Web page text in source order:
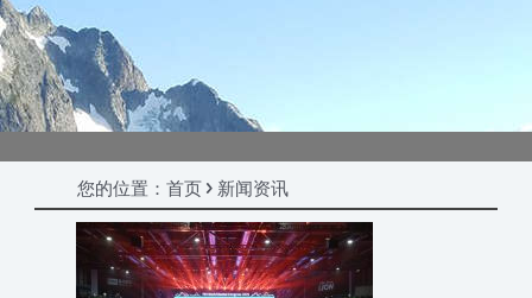
您的位置：首页 > 新闻资讯